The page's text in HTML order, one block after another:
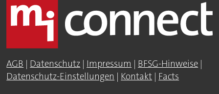
AGB | Datenschutz | Impressum | BFSG-Hinweise |
Datenschutz-Einstellungen | Kontakt | Facts